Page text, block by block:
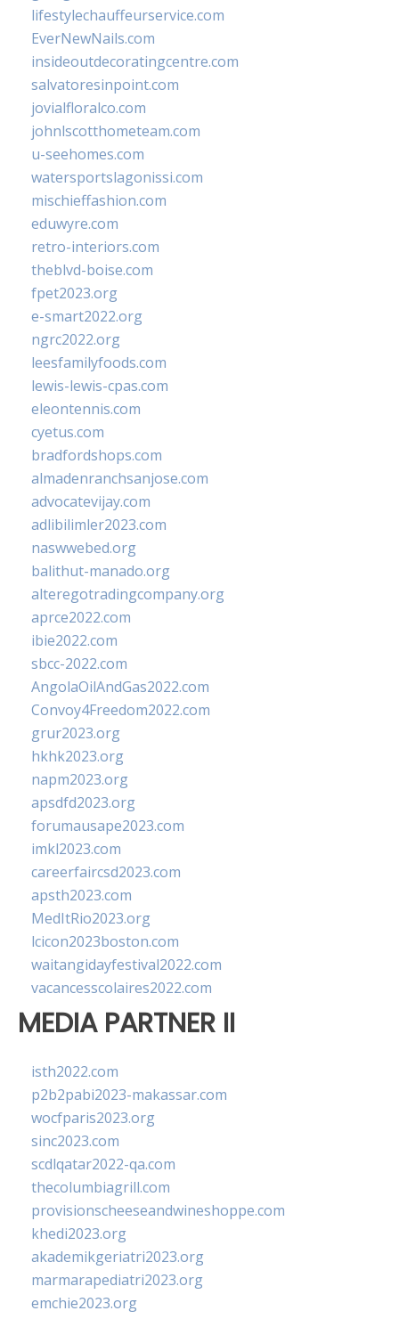
lifestylechauffeurservice.com
EverNewNails.com
insideoutdecoratingcentre.com
salvatoresinpoint.com
jovialfloralco.com
johnlscotthometeam.com
u-seehomes.com
watersportslagonissi.com
mischieffashion.com
eduwyre.com
retro-interiors.com
theblvd-boise.com
fpet2023.org
e-smart2022.org
ngrc2022.org
leesfamilyfoods.com
lewis-lewis-cpas.com
eleontennis.com
cyetus.com
bradfordshops.com
almadenranchsanjose.com
advocatevijay.com
adlibilimler2023.com
naswwebed.org
balithut-manado.org
alteregotradingcompany.org
aprce2022.com
ibie2022.com
sbcc-2022.com
AngolaOilAndGas2022.com
Convoy4Freedom2022.com
grur2023.org
hkhk2023.org
napm2023.org
apsdfd2023.org
forumausape2023.com
imkl2023.com
careerfaircsd2023.com
apsth2023.com
MedItRio2023.org
lcicon2023boston.com
waitangidayfestival2022.com
vacancesscolaires2022.com
MEDIA PARTNER II
isth2022.com
p2b2pabi2023-makassar.com
wocfparis2023.org
sinc2023.com
scdlqatar2022-qa.com
thecolumbiagrill.com
provisionscheeseandwineshoppe.com
khedi2023.org
akademikgeriatri2023.org
marmarapediatri2023.org
emchie2023.org